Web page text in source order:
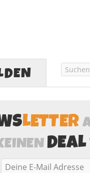
LETTER
DEAL